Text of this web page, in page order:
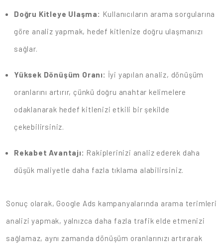
Doğru Kitleye Ulaşma: Kullanıcıların arama sorgularına
göre analiz yapmak, hedef kitlenize doğru ulaşmanızı
sağlar.
Yüksek Dönüşüm Oranı: İyi yapılan analiz, dönüşüm
oranlarını artırır, çünkü doğru anahtar kelimelere
odaklanarak hedef kitlenizi etkili bir şekilde
çekebilirsiniz.
Rekabet Avantajı: Rakiplerinizi analiz ederek daha
düşük maliyetle daha fazla tıklama alabilirsiniz.
Sonuç olarak, Google Ads kampanyalarında arama terimleri
analizi yapmak, yalnızca daha fazla trafik elde etmenizi
sağlamaz, aynı zamanda dönüşüm oranlarınızı artırarak